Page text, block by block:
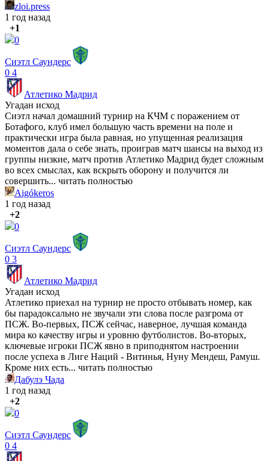
zloi.press
1 год назад
+1
0
Сиэтл Саундерс
0 4
Атлетико Мадрид
Угадан исход
Сиэтл начал домашний турнир на КЧМ с поражением от
Ботафого, клуб имел большую часть времени на поле и
практически игра была равная, но упущенная реализация
моментов дала о себе знать, проиграв матч шансы на выход из
группы низкие, матч против Атлетико Мадрид будет сложным
во всех смыслах, как вскрыть оборону и получится ли
совершить... читать полностью
Aigókeros
1 год назад
+2
0
Сиэтл Саундерс
0 3
Атлетико Мадрид
Угадан исход
Атлетико приехал на турнир не просто отбывать номер, как
бы парадоксально не звучали эти слова после разгрома от
ПСЖ. Во-первых, ПСЖ сейчас, наверное, лучшая команда
мира ко качеству игры и уровню футболистов. Во-вторых,
ключевые игроки ПСЖ явно в приподнятом настроении
после успеха в Лиге Наций - Витинья, Нуну Мендеш, Рамуш.
Кроме них есть... читать полностью
Дабулэ Чада
1 год назад
+2
0
Сиэтл Саундерс
0 4